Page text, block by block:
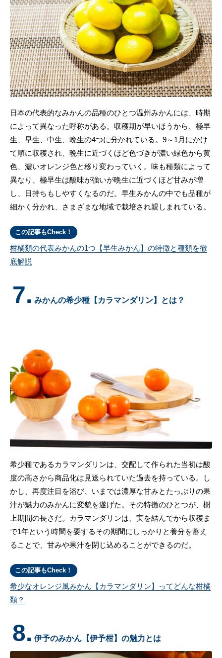
日本の代表的なみかんの品種のひとつ温州みかんには、時期
によって異なった呼称がある。収穫期が早いほうから、極早
生、早生、中生、晩生の4つに分かれている。9～1月にかけ
て順に収穫され、晩生に近づくほど色づきが濃い緑色から黄
色、濃いオレンジ色と移り変わっていく。味も種類によって
異なり、極早生は酸味が強いが晩生に近づくほど甘みが増
し、日持ちもしやすくなるのだ。早生みかんの中でも品種が
細かく分かれ、さまざまな地域で栽培され親しまれている。
この記事もCheck！
柑橘類の代表みかんの1つ【早生みかん】の特徴と種類を徹
底解説
7. みかんの希少種【カラマンダリン】とは？
希少種であるカラマンダリンは、交配して作られた当初は酸
度の高さから商品化は見送られていた過去を持っている。し
かし、再度注目を浴び、いまでは濃厚な甘みとたっぷりの果
汁が魅力のみかんに変貌を遂げた。その特徴のひとつが、樹
上期間の長さだ。カラマンダリンは、実を結んでから収穫ま
で1年という時間を要するその期間にしっかりと養分を蓄え
ることで、甘みや果汁を閉じ込めることができるのだ。
この記事もCheck！
希少なオレンジ風みかん【カラマンダリン】ってどんな柑橘
類？
8. 伊予のみかん【伊予柑】の魅力とは